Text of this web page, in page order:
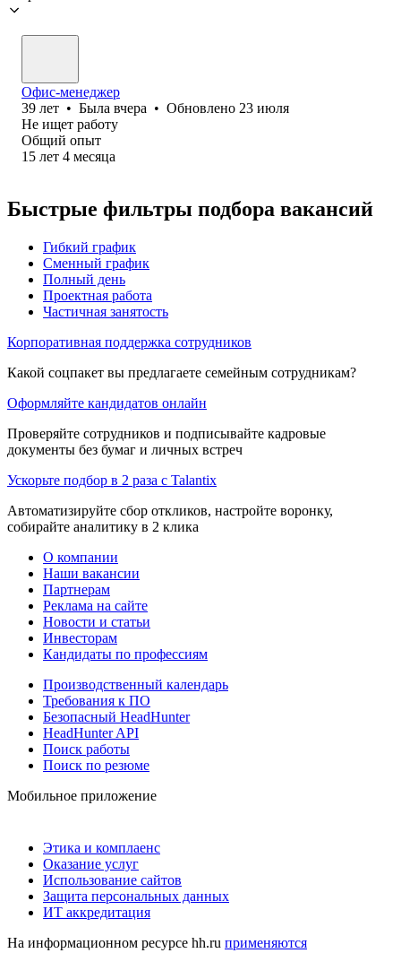
Офис-менеджер
39 лет • Была вчера • Обновлено 23 июля
Не ищет работу
Общий опыт
15 лет 4 месяца
Быстрые фильтры подбора вакансий
Гибкий график
Сменный график
Полный день
Проектная работа
Частичная занятость
Корпоративная поддержка сотрудников
Какой соцпакет вы предлагаете семейным сотрудникам?
Оформляйте кандидатов онлайн
Проверяйте сотрудников и подписывайте кадровые
документы без бумаг и личных встреч
Ускорьте подбор в 2 раза с Talantix
Автоматизируйте сбор откликов, настройте воронку,
собирайте аналитику в 2 клика
О компании
Наши вакансии
Партнерам
Реклама на сайте
Новости и статьи
Инвесторам
Кандидаты по профессиям
Производственный календарь
Требования к ПО
Безопасный HeadHunter
HeadHunter API
Поиск работы
Поиск по резюме
Мобильное приложение
Этика и комплаенс
Оказание услуг
Использование сайтов
Защита персональных данных
ИТ аккредитация
На информационном ресурсе hh.ru применяются